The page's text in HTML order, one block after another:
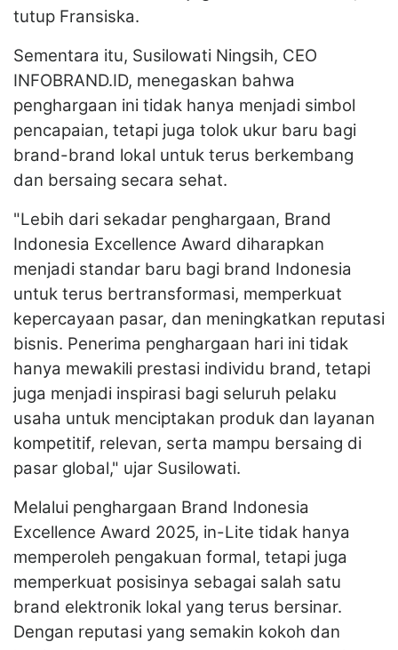
tutup Fransiska.
Sementara itu, Susilowati Ningsih, CEO
INFOBRAND.ID, menegaskan bahwa
penghargaan ini tidak hanya menjadi simbol
pencapaian, tetapi juga tolok ukur baru bagi
brand-brand lokal untuk terus berkembang
dan bersaing secara sehat.
"Lebih dari sekadar penghargaan, Brand
Indonesia Excellence Award diharapkan
menjadi standar baru bagi brand Indonesia
untuk terus bertransformasi, memperkuat
kepercayaan pasar, dan meningkatkan reputasi
bisnis. Penerima penghargaan hari ini tidak
hanya mewakili prestasi individu brand, tetapi
juga menjadi inspirasi bagi seluruh pelaku
usaha untuk menciptakan produk dan layanan
kompetitif, relevan, serta mampu bersaing di
pasar global," ujar Susilowati.
Melalui penghargaan Brand Indonesia
Excellence Award 2025, in-Lite tidak hanya
memperoleh pengakuan formal, tetapi juga
memperkuat posisinya sebagai salah satu
brand elektronik lokal yang terus bersinar.
Dengan reputasi yang semakin kokoh dan